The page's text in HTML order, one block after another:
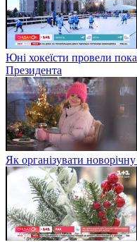
Юні хокеїсти провели
Президента
Як організувати